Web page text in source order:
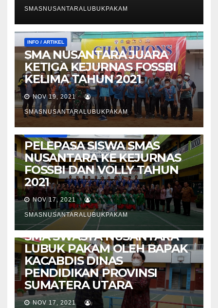
SMASNUSANTARALUBUKPAKAM
INFO / ARTIKEL
SMA NUSANTARA JUARA
KETIGA KEJURNAS FOSSBI
KELIMA TAHUN 2021
NOV 19, 2021
SMASNUSANTARALUBUKPAKAM
PELEPASA SISWA SMAS
NUSANTARA KE KEJURNAS
FOSSBI DAN VOLLY TAHUN
2021
NOV 17, 2021
SMASNUSANTARALUBUKPAKAM
INFO / ARTIKEL
LAUNCING PRODUK PKWU
SMA SWASTA NUSANTARA
LUBUK PAKAM OLEH BAPAK
KACABDIS DINAS
PENDIDIKAN PROVINSI
SUMATERA UTARA
NOV 17, 2021